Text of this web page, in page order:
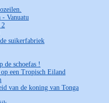
- Vanuatu
2
suikerfabriek
de schoefas !
een Tropisch Eiland
van de koning van Tonga